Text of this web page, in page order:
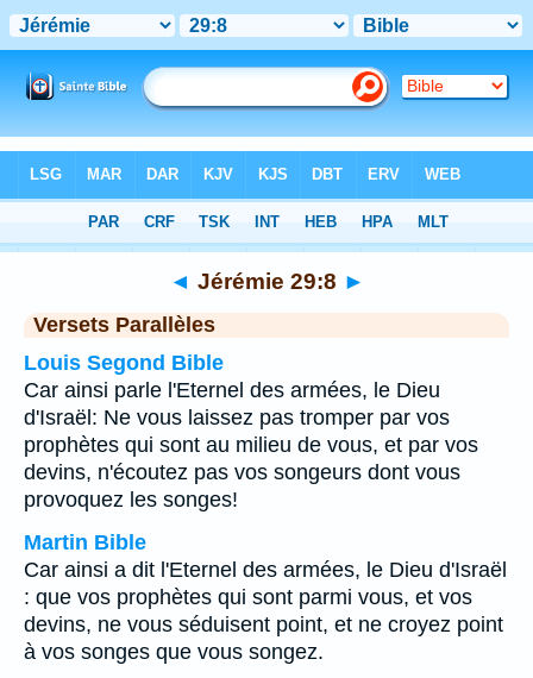
Chapitre 29 > Verset 8
◄ Jérémie 29:8 ►
Versets Parallèles
Louis Segond Bible
Car ainsi parle l'Eternel des armées, le Dieu
d'Israël: Ne vous laissez pas tromper par vos
prophètes qui sont au milieu de vous, et par vos
devins, n'écoutez pas vos songeurs dont vous
provoquez les songes!
Martin Bible
Car ainsi a dit l'Eternel des armées, le Dieu d'Israël
: que vos prophètes qui sont parmi vous, et vos
devins, ne vous séduisent point, et ne croyez point
à vos songes que vous songez.